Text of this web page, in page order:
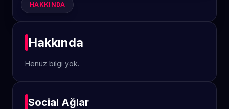
HAKKINDA
Hakkında
Henüz bilgi yok.
Social Ağlar